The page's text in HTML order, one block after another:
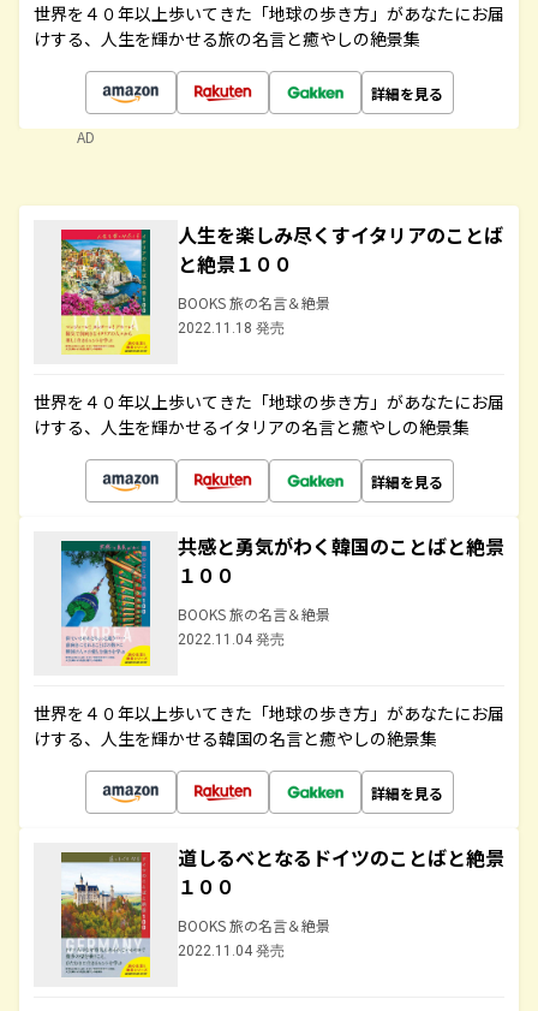
世界を４０年以上歩いてきた「地球の歩き方」があなたにお届
けする、人生を輝かせる旅の名言と癒やしの絶景集
詳細を見る
AD
人生を楽しみ尽くすイタリアのことば
と絶景１００
BOOKS 旅の名言＆絶景
2022.11.18 発売
世界を４０年以上歩いてきた「地球の歩き方」があなたにお届
けする、人生を輝かせるイタリアの名言と癒やしの絶景集
詳細を見る
共感と勇気がわく韓国のことばと絶景
１００
BOOKS 旅の名言＆絶景
2022.11.04 発売
世界を４０年以上歩いてきた「地球の歩き方」があなたにお届
けする、人生を輝かせる韓国の名言と癒やしの絶景集
詳細を見る
道しるべとなるドイツのことばと絶景
１００
BOOKS 旅の名言＆絶景
2022.11.04 発売